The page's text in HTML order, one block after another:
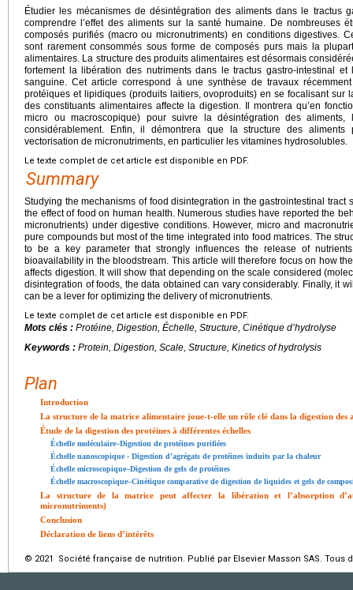
Étudier les mécanismes de désintégration des aliments dans le tractus
comprendre l’effet des aliments sur la santé humaine. De nombreuses
composés purifiés (macro ou micronutriments) en conditions digestives.
sont rarement consommés sous forme de composés purs mais la
alimentaires. La structure des produits alimentaires est désormais
fortement la libération des nutriments dans le tractus gastro-intestinal
sanguine. Cet article correspond à une synthèse de travaux
protéiques et lipidiques (produits laitiers, ovoproduits) en se focalisant sur
des constituants alimentaires affecte la digestion. Il montrera qu’en
micro ou macroscopique) pour suivre la désintégration des aliments,
considérablement. Enfin, il démontrera que la structure des
vectorisation de micronutriments, en particulier les vitamines hydrosolubles.
Le texte complet de cet article est disponible en PDF.
Summary
Studying the mechanisms of food disintegration in the gastrointestinal tract
the effect of food on human health. Numerous studies have reported the
micronutrients) under digestive conditions. However, micro and
pure compounds but most of the time integrated into food matrices. The
to be a key parameter that strongly influences the release of
bioavailability in the bloodstream. This article will therefore focus on how
affects digestion. It will show that depending on the scale considered
disintegration of foods, the data obtained can vary considerably. Finally, it
can be a lever for optimizing the delivery of micronutrients.
Le texte complet de cet article est disponible en PDF.
Mots clés : Protéine, Digestion, Échelle, Structure, Cinétique d’hydrolyse
Keywords : Protein, Digestion, Scale, Structure, Kinetics of hydrolysis
Plan
Introduction
La structure de la matrice alimentaire joue-t-elle un rôle clé dans la digestion des
Étude de la digestion des protéines à différentes échelles
Échelle moléculaire–Digestion de protéines purifiées
Échelle nanoscopique - Digestion d’agrégats de protéines induits par la chaleur
Échelle microscopique–Digestion de gels de protéines
Échelle macroscopique–Cinétique comparative de digestion de liquides et gels de
La structure de la matrice peut affecter la libération et l’absorption
micronutriments)
Conclusion
Déclaration de liens d’intérêts
© 2021 Société française de nutrition. Publié par Elsevier Masson SAS. Tous